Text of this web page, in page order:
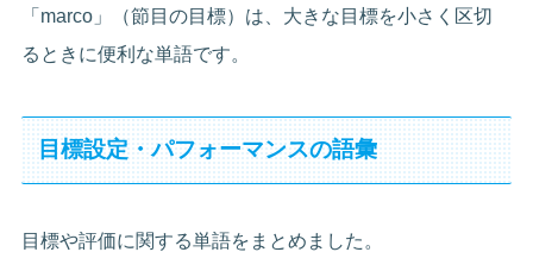
「marco」（節目の目標）は、大きな目標を小さく区切
るときに便利な単語です。
目標設定・パフォーマンスの語彙
目標や評価に関する単語をまとめました。